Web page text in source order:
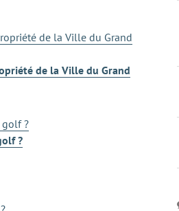
de la Ville du Grand
?